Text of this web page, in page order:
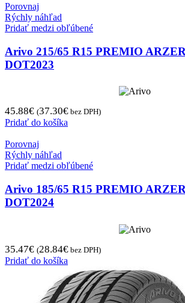
Porovnaj
Rýchly náhľad
Pridať medzi obľúbené
Arivo 215/65 R15 PREMIO
DOT2023
45.88€ (37.30€ bez DPH)
Pridať do košíka
Porovnaj
Rýchly náhľad
Pridať medzi obľúbené
Arivo 185/65 R15 PREMIO
DOT2024
35.47€ (28.84€ bez DPH)
Pridať do košíka